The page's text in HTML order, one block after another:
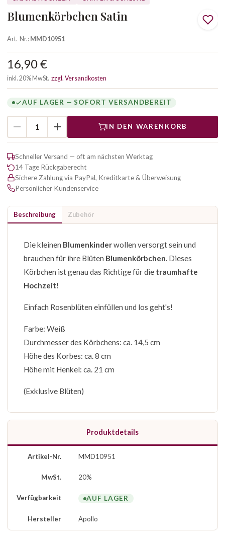
Blumenkörbchen Satin
Art.-Nr.:MMD10951
16,90 €
inkl. 20% MwSt. zzgl. Versandkosten
AUF LAGER — SOFORT VERSANDBEREIT
IN DEN WARENKORB
Schneller Versand — oft am nächsten Werktag
14 Tage Rückgaberecht
Sichere Zahlung via PayPal, Kreditkarte & Überweisung
Persönlicher Kundenservice
Beschreibung Zubehör
Die kleinen Blumenkinderwollen versorgt sein und
brauchen für ihre Blüten Blumenkörbchen . Dieses
Körbchen ist genau das Richtige für die traumhafte
Hochzeit!
Einfach Rosenblüten einfüllen und los geht's!
Farbe: Weiß
Durchmesser des Körbchens: ca. 14,5 cm
Höhe des Korbes: ca. 8 cm
Höhe mit Henkel: ca. 21 cm
(Exklusive Blüten)
Produktdetails
Artikel-Nr. MMD10951
MwSt. 20%
Verfügbarkeit AUF LAGER
Hersteller Apollo